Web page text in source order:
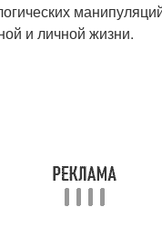
и личной жизни.